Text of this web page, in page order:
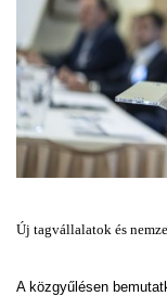
Új tagvállalatok és
A közgyűlésen